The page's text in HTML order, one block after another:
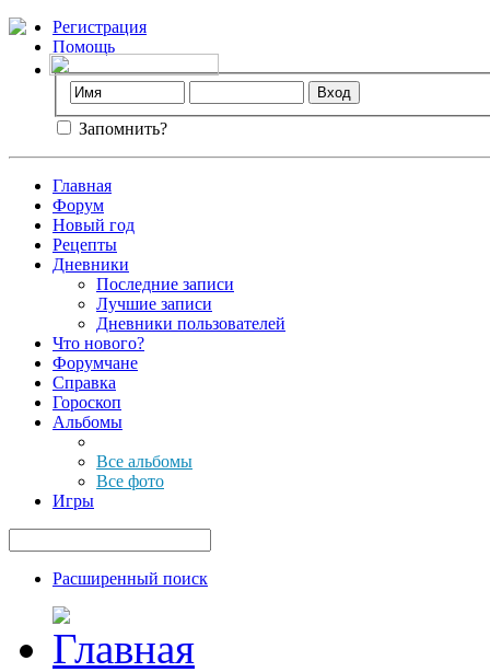
Регистрация
Помощь
Запомнить?
Главная
Форум
Новый год
Рецепты
Дневники
Последние записи
Лучшие записи
Дневники пользователей
Что нового?
Форумчане
Справка
Гороскоп
Альбомы
Все альбомы
Все фото
Игры
Расширенный поиск